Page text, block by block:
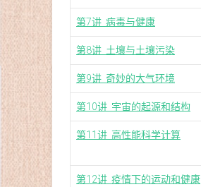
第7讲 病毒与健康
第8讲 土壤与土壤污染
第9讲 奇妙的大气环境
第10讲 宇宙的起源和结构
第11讲 高性能科学计算
第12讲 疫情下的运动和健康